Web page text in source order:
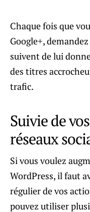
Chaque fois que
Google+,
suivent de lui
des titres
trafic.
Suivie de
réseaux
Si vous voulez
WordPress, il faut
régulier de vos
pouvez utiliser